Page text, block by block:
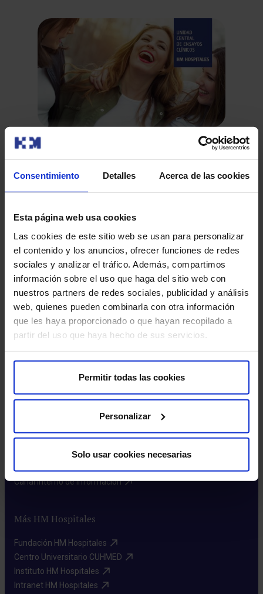
Consentimiento Detalles Acerca de las cookies
Esta página web usa cookies
Las cookies de este sitio web se usan para personalizar
el contenido y los anuncios, ofrecer funciones de redes
sociales y analizar el tráfico. Además, compartimos
información sobre el uso que haga del sitio web con
nuestros partners de redes sociales, publicidad y análisis
web, quienes pueden combinarla con otra información
que les haya proporcionado o que hayan recopilado a
partir del uso que haya hecho de sus servicios.
Permitir todas las cookies
Personalizar
Solo usar cookies necesarias
La Fundación HM lanza un ensayo clínico
para evaluar la inhibición de la ovulación
puesto en marc…
Leer más
Trabaja con nosotros​
Rincón del accionista​
Sostenibilidad​
Canal interno de información​
Más HM Hospitales
Fundación HM Hospitales​
Centro Universitario CUHMED​
Instituto HM Hospitales​
Intranet HM Hospitales​